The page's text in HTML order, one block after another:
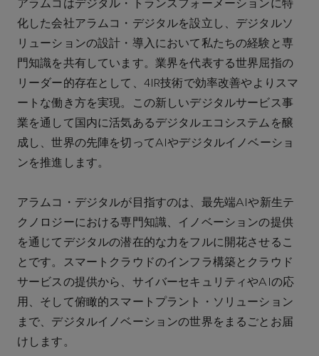
アラムコはデジタル・トランスフォーメーションに特
化した会社アラムコ・デジタルを設立し、デジタルソ
リューションの設計・導入において私たちの経験と専
門知識を共有しています。業界を代表する世界屈指の
リーダー的存在として、4IR技術で効率改善やよりスマ
ートな働き方を実現。この新しいデジタルサービス事
業を通して国内に活気あるデジタルエコシステムを醸
成し、世界の先陣を切ってAIやデジタルイノベーショ
ンを推進します。
アラムコ・デジタルが目指すのは、最先端AIや新生テ
クノロジーにおける専門知識、イノベーションの提供
を通じてデジタルの潜在的な力をフルに開花させるこ
とです。スマートクラウドのインフラ構築とクラウド
サービスの提供から、サイバーセキュリティやAIの応
用、そして俯瞰的スマートプラント・ソリューション
まで、デジタルイノベーションの世界をまるごとお届
けします。